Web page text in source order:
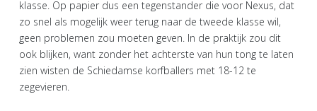
klasse. Op papier dus een tegenstander die voor Nexus, dat
zo snel als mogelijk weer terug naar de tweede klasse wil,
geen problemen zou moeten geven. In de praktijk zou dit
ook blijken, want zonder het achterste van hun tong te laten
zien wisten de Schiedamse korfballers met 18-12 te
zegevieren.